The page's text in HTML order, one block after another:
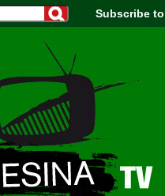
Subscribe